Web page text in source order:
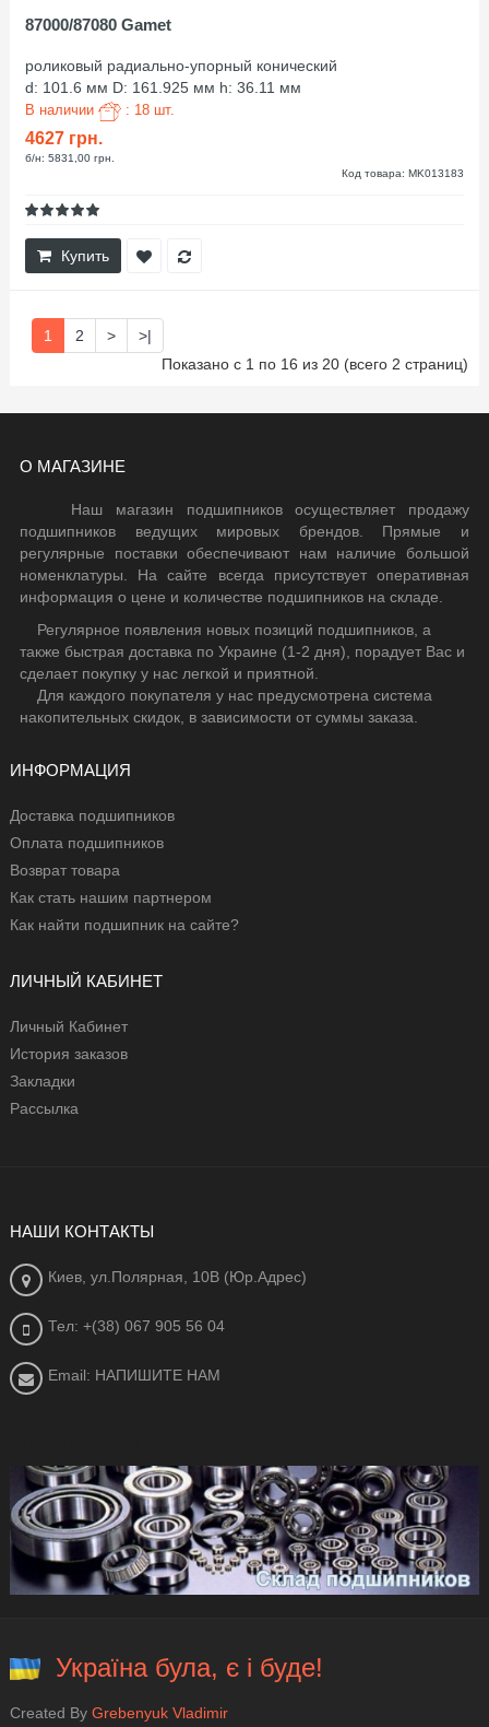
87000/87080 Gamet
роликовый радиально-упорный конический
d: 101.6 мм D: 161.925 мм h: 36.11 мм
В наличии : 18 шт.
4627 грн.
б/н: 5831,00 грн.
Код товара: MK013183
Купить
1 2 >
>|
Показано с 1 по 16 из 20 (всего 2 страниц)
О МАГАЗИНЕ
Наш магазин подшипников осуществляет продажу
подшипников ведущих мировых брендов. Прямые и
регулярные поставки обеспечивают нам наличие большой
номенклатуры. На сайте всегда присутствует оперативная
информация о цене и количестве подшипников на складе.
Регулярное появления новых позиций подшипников, а
также быстрая доставка по Украине (1-2 дня), порадует Вас и
сделает покупку у нас легкой и приятной.
Для каждого покупателя у нас предусмотрена система
накопительных скидок, в зависимости от суммы заказа.
ИНФОРМАЦИЯ
Доставка подшипников
Оплата подшипников
Возврат товара
Как стать нашим партнером
Как найти подшипник на сайте?
ЛИЧНЫЙ КАБИНЕТ
Личный Кабинет
История заказов
Закладки
Рассылка
НАШИ КОНТАКТЫ
Киев, ул.Полярная, 10В (Юр.Адрес)
Тел: +(38) 067 905 56 04
Email: НАПИШИТЕ НАМ
Україна була, є і буде!
Created By Grebenyuk Vladimir